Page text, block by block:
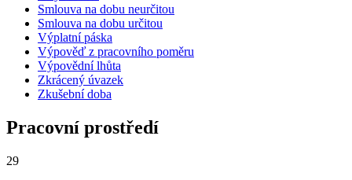
Smlouva na dobu neurčitou
Smlouva na dobu určitou
Výplatní páska
Výpověď z pracovního poměru
Výpovědní lhůta
Zkrácený úvazek
Zkušební doba
Pracovní prostředí
29